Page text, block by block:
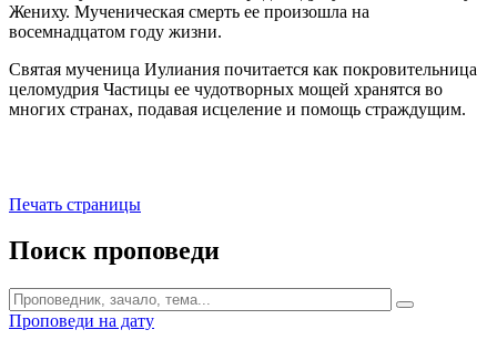
Жениху. Мученическая смерть ее произошла на
восемнадцатом году жизни.
Святая мученица Иулиания почитается как покровительница
целомудрия Частицы ее чудотворных мощей хранятся во
многих странах, подавая исцеление и помощь страждущим.
Печать страницы
Поиск проповеди
Проповеди на дату